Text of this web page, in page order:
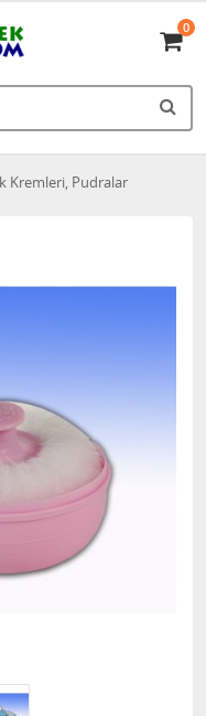
0
Kremleri, Pudralar